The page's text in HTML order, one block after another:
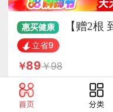
惠买健康
【赠2根
00g/根*4根
立省9
89 98